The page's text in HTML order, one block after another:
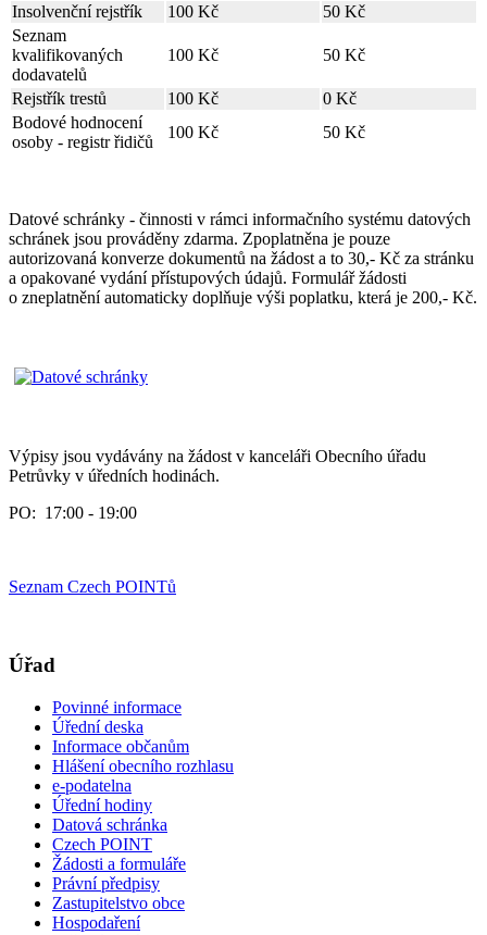
Insolvenční rejstřík
100 Kč
50 Kč
Seznam
kvalifikovaných
dodavatelů
100 Kč 50 Kč
Rejstřík trestů 100 Kč
0 Kč
Bodové hodnocení
osoby - registr řidičů
100 Kč 50 Kč
Datové schránky - činnosti v rámci informačního systému datových
schránek jsou prováděny zdarma. Zpoplatněna je pouze
autorizovaná konverze dokumentů na žádost a to 30,- Kč za stránku
a opakované vydání přístupových údajů. Formulář žádosti
o zneplatnění automaticky doplňuje výši poplatku, která je 200,- Kč.
Výpisy jsou vydávány na žádost v kanceláři Obecního úřadu
Petrůvky v úředních hodinách.
PO: 17:00 - 19:00
Seznam Czech POINTů
Úřad
Povinné informace
Úřední deska
Informace občanům
Hlášení obecního rozhlasu
e-podatelna
Úřední hodiny
Datová schránka
Czech POINT
Žádosti a formuláře
Právní předpisy
Zastupitelstvo obce
Hospodaření